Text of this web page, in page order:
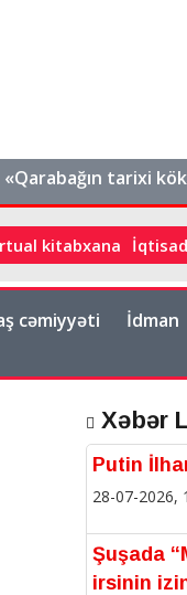
tarixi
kitabxana
cəmiyyəti İdman
Xəbər
Putin
28-07-2026,
Şuşada
irsinin